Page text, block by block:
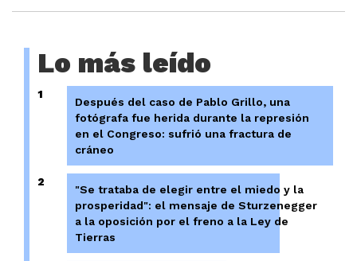
Lo más leído
1
Después del caso de Pablo Grillo, una
fotógrafa fue herida durante la represión
en el Congreso: sufrió una fractura de
cráneo
2
"Se trataba de elegir entre el miedo y la
prosperidad": el mensaje de Sturzenegger
a la oposición por el freno a la Ley de
Tierras